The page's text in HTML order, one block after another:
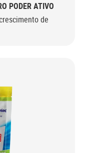
PODER ATIVO
de